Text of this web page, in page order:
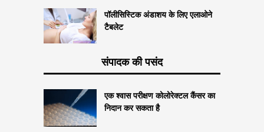
पॉलीसिस्टिक अंडाशय के लिए एलाओने
टैबलेट
संपादक की पसंद
एक श्वास परीक्षण कोलोरेक्टल कैंसर का
निदान कर सकता है